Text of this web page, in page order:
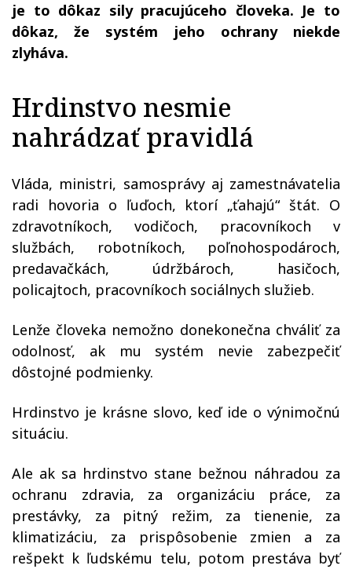
je to dôkaz sily pracujúceho človeka. Je to
dôkaz, že systém jeho ochrany niekde
zlyháva.
Hrdinstvo nesmie
nahrádzať pravidlá
Vláda, ministri, samosprávy aj zamestnávatelia
radi hovoria o ľuďoch, ktorí „ťahajú“ štát. O
zdravotníkoch, vodičoch, pracovníkoch v
službách, robotníkoch, poľnohospodároch,
predavačkách, údržbároch, hasičoch,
policajtoch, pracovníkoch sociálnych služieb.
Lenže človeka nemožno donekonečna chváliť za
odolnosť, ak mu systém nevie zabezpečiť
dôstojné podmienky.
Hrdinstvo je krásne slovo, keď ide o výnimočnú
situáciu.
Ale ak sa hrdinstvo stane bežnou náhradou za
ochranu zdravia, za organizáciu práce, za
prestávky, za pitný režim, za tienenie, za
klimatizáciu, za prispôsobenie zmien a za
rešpekt k ľudskému telu, potom prestáva byť